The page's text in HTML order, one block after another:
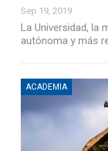
Sep 19, 2019
La Universidad, la
autónoma y más
ACADEMIA